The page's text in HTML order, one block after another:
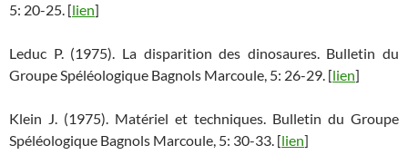
5: 20-25. [lien]
Leduc P. (1975). La disparition des dinosaures. Bulletin du
Groupe Spéléologique Bagnols Marcoule, 5: 26-29. [lien]
Klein J. (1975). Matériel et techniques. Bulletin du Groupe
Spéléologique Bagnols Marcoule, 5: 30-33. [lien]